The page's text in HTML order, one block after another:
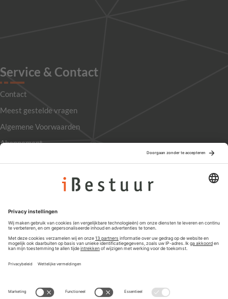
Service & Contact
Contact
Meest gestelde vragen
Algemene Voorwaarden
Abonnement
Privacyinstellingen